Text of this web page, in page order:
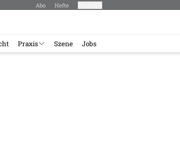
Abo Hefte
Praxis Szene Jobs